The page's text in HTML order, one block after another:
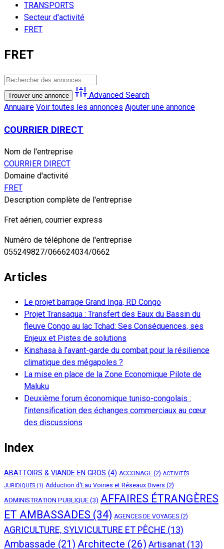
TRANSPORTS
Secteur d'activité
FRET
FRET
Advanced Search
Annuaire Voir toutes les annonces Ajouter une annonce
COURRIER DIRECT
Nom de l'entreprise
COURRIER DIRECT
Domaine d'activité
FRET
Description complète de l'entreprise
Fret aérien, courrier express
Numéro de téléphone de l'entreprise
055249827/066624034/0662
Articles
Le projet barrage Grand Inga, RD Congo
Projet Transaqua : Transfert des Eaux du Bassin du
fleuve Congo au lac Tchad: Ses Conséquences, ses
Enjeux et Pistes de solutions
Kinshasa à l’avant-garde du combat pour la résilience
climatique des mégapoles ?
La mise en place de la Zone Economique Pilote de
Maluku
Deuxième forum économique tuniso-congolais :
l’intensification des échanges commerciaux au cœur
des discussions
Index
ABATTOIRS & VIANDE EN GROS (4) ACCONAGE (2) ACTIVITÉS
JURIDIQUES (1) Adduction d'Eau Voiries et Réseaux Divers (2)
ADMINISTRATION PUBLIQUE (3) AFFAIRES ÉTRANGÈRES
ET AMBASSADES (34) AGENCES DE VOYAGES (2)
AGRICULTURE, SYLVICULTURE ET PÊCHE (13)
Ambassade (21) Architecte (26) Artisanat (13)